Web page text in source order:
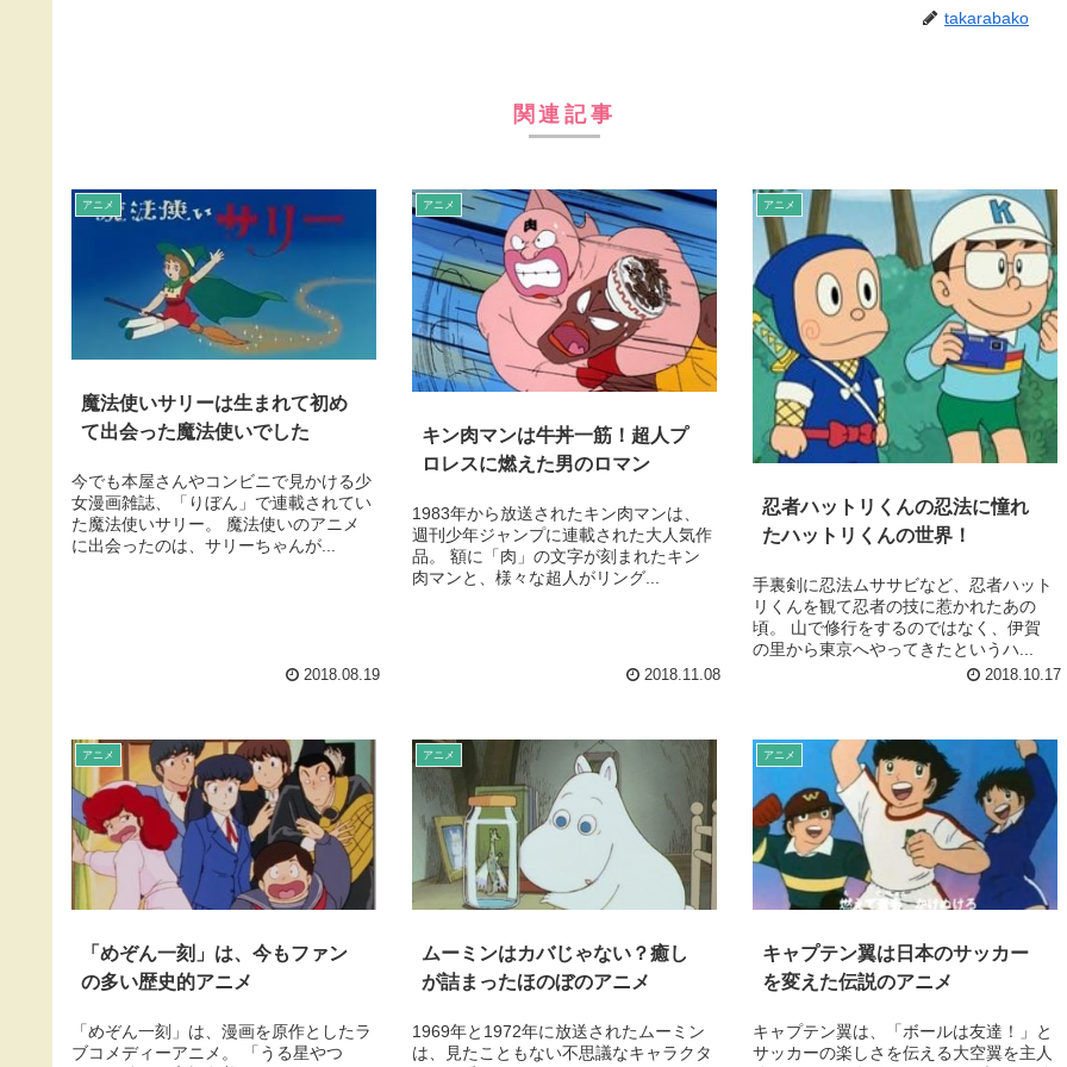
takarabako
関連記事
アニメ
魔法使いサリーは生まれて初め
て出会った魔法使いでした
今でも本屋さんやコンビニで見かける少
女漫画雑誌、「りぼん」で連載されてい
た魔法使いサリー。 魔法使いのアニメ
に出会ったのは、サリーちゃんが...
2018.08.19
アニメ
キン肉マンは牛丼一筋！超人プ
ロレスに燃えた男のロマン
1983年から放送されたキン肉マンは、
週刊少年ジャンプに連載された大人気作
品。 額に「肉」の文字が刻まれたキン
肉マンと、様々な超人がリング...
2018.11.08
アニメ
忍者ハットリくんの忍法に憧れ
たハットリくんの世界！
手裏剣に忍法ムササビなど、忍者ハット
リくんを観て忍者の技に惹かれたあの
頃。 山で修行をするのではなく、伊賀
の里から東京へやってきたというハ...
2018.10.17
アニメ
「めぞん一刻」は、今もファン
の多い歴史的アニメ
「めぞん一刻」は、漫画を原作としたラ
ブコメディーアニメ。 「うる星やつ
アニメ
ムーミンはカバじゃない？癒し
が詰まったほのぼのアニメ
1969年と1972年に放送されたムーミン
は、見たこともない不思議なキャラクタ
アニメ
キャプテン翼は日本のサッカー
を変えた伝説のアニメ
キャプテン翼は、「ボールは友達！」と
サッカーの楽しさを伝える大空翼を主人